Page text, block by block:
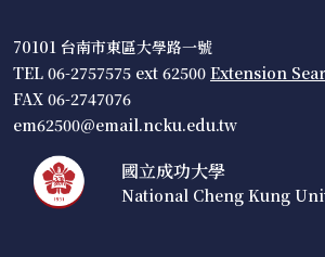
70101 台南市東區大學路一號
TEL 06-2757575 ext 62500 Extension
FAX 06-2747076
em62500@email.ncku.edu.tw
國立成功大學
National Cheng Kung